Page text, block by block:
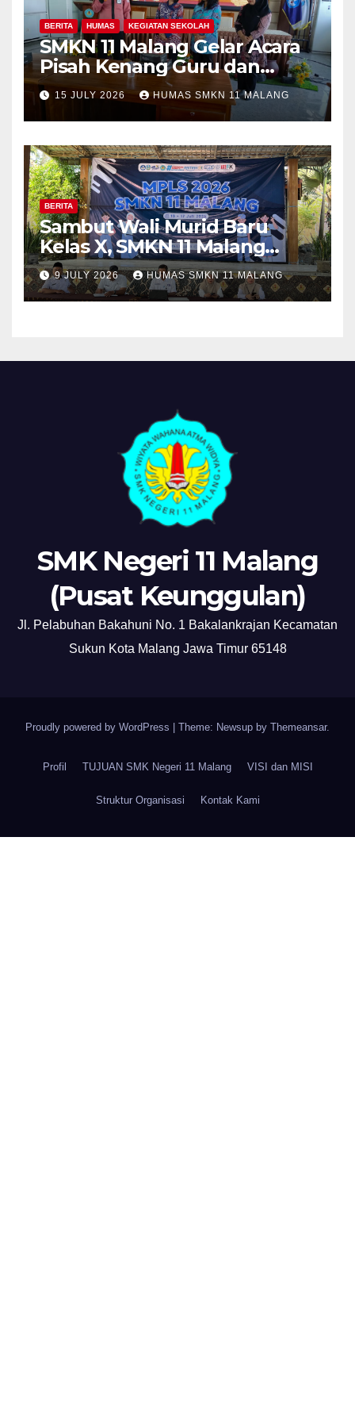
BERITA HUMAS KEGIATAN SEKOLAH
SMKN 11 Malang Gelar Acara
Pisah Kenang Guru dan
Tenaga Kependidikan yang
Purna Tugas dan Mutasi
Tugas
15 JULY 2026 HUMAS SMKN 11 MALANG
BERITA
Sambut Wali Murid Baru
Kelas X, SMKN 11 Malang
Sosialisasikan Komitmen
“MPLS Ramah”
9 JULY 2026 HUMAS SMKN 11 MALANG
SMK Negeri 11 Malang
(Pusat Keunggulan)
Jl. Pelabuhan Bakahuni No. 1 Bakalankrajan Kecamatan
Sukun Kota Malang Jawa Timur 65148
Proudly powered by WordPress Theme: Newsup by Themeansar.
Profil TUJUAN SMK Negeri 11 Malang VISI dan MISI
Struktur Organisasi Kontak Kami